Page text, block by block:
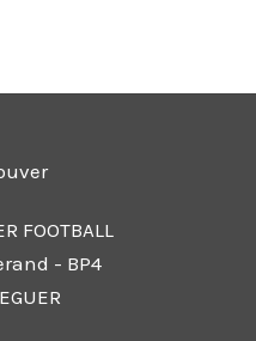
FOOTBALL
- BP4